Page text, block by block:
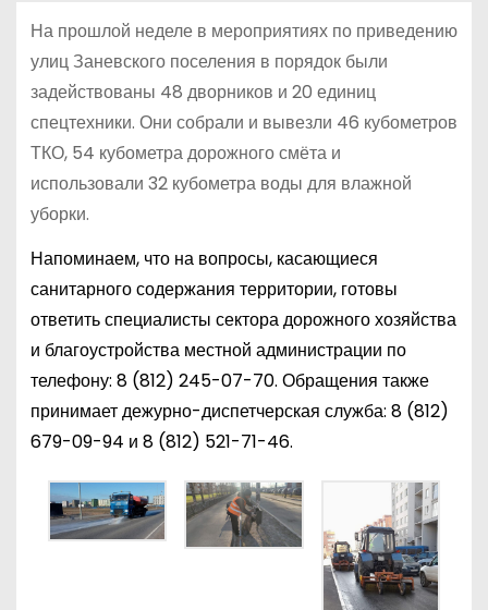
На прошлой неделе в мероприятиях по приведению
улиц Заневского поселения в порядок были
задействованы 48 дворников и 20 единиц
спецтехники. Они собрали и вывезли 46 кубометров
ТКО, 54 кубометра дорожного смёта и
использовали 32 кубометра воды для влажной
уборки.
Напоминаем, что на вопросы, касающиеся
санитарного содержания территории, готовы
ответить специалисты сектора дорожного хозяйства
и благоустройства местной администрации по
телефону: 8 (812) 245-07-70. Обращения также
принимает дежурно-диспетчерская служба: 8 (812)
679-09-94 и 8 (812) 521-71-46.